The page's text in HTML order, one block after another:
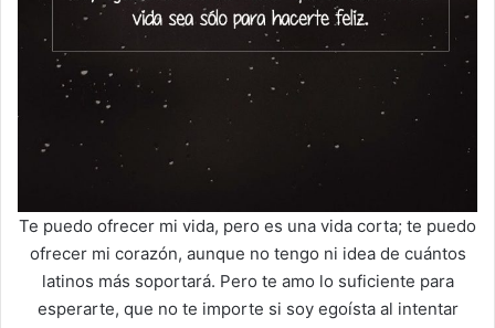
Te puedo ofrecer mi vida, pero es una vida corta; te puedo
ofrecer mi corazón, aunque no tengo ni idea de cuántos
latinos más soportará. Pero te amo lo suficiente para
esperarte, que no te importe si soy egoísta al intentar